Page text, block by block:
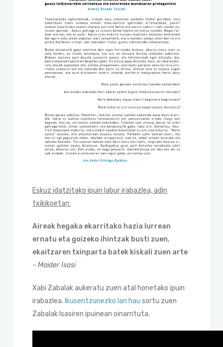
Eskuz idatzitako ipuin labur irabazlea, adin
txikikoetan:
Aireak hegaka ekarritako hazia lurrean
ernatu eta goizeko ihintzak busti zuen,
ekaitzaren txinparta batek kiskali zuen arte
– Maider Isasi
Xabi Zabalak aukeratu zuen atal honetako ipuin
irabazlea. Ikusentzunezko lan hau sortu zuen
Zabalak Isasiren ipuinean oinarrituta.